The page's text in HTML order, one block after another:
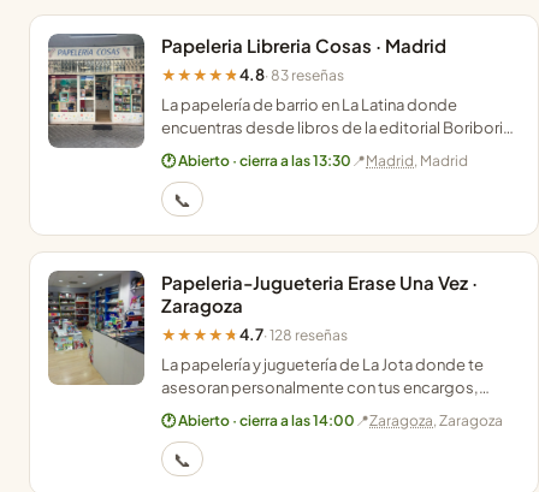
Papeleria Libreria Cosas · Madrid
★★★★★ 4.8· 83 reseñas
La papelería de barrio en La Latina donde
encuentras desde libros de la editorial Boribori
hasta los juguetes de Fortnite que buscan los
más pequeños.
🕐 Abierto · cierra a las 13:30 📍Madrid, Madrid
📞
Papeleria-Jugueteria Erase Una Vez ·
Zaragoza
★★★★★ 4.7· 128 reseñas
La papelería y juguetería de La Jota donde te
asesoran personalmente con tus encargos,
libros de texto y material escolar en pleno
Zaragoza.
🕐 Abierto · cierra a las 14:00 📍Zaragoza, Zaragoza
📞